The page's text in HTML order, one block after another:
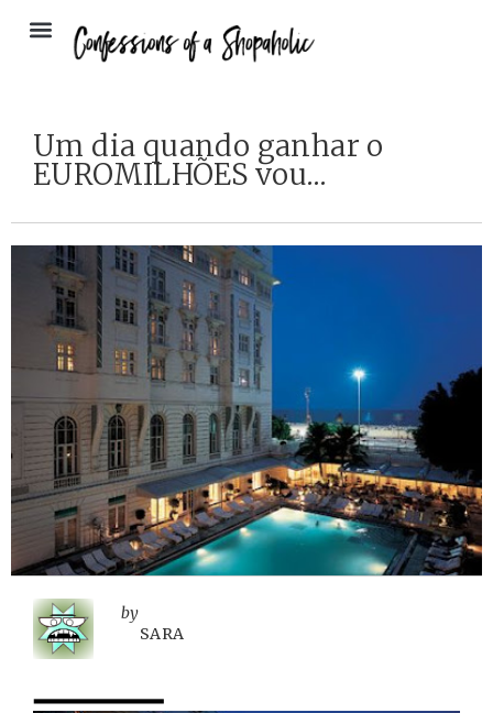
Um dia quando ganhar o
EUROMILHÕES vou…
by
SARA